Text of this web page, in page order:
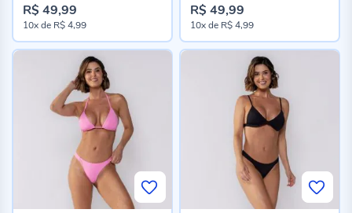
R$ 49,99
10xde R$ 4,99
R$ 49,99
10xde R$ 4,99